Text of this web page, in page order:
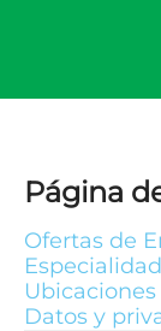
Página
Ofertas de
Ubicaciones
Datos y